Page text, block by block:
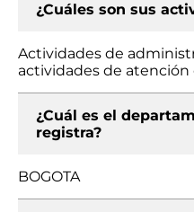
¿Cuáles son sus
Actividades de
actividades de atención
¿Cuál es el
registra?
BOGOTA